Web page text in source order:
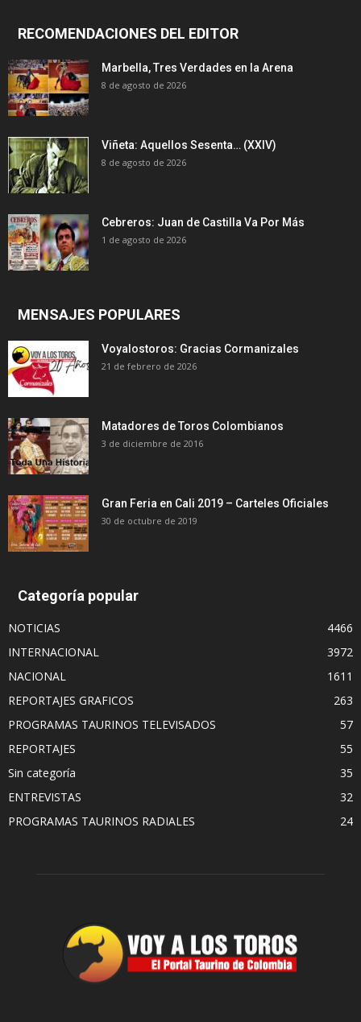
RECOMENDACIONES DEL EDITOR
Marbella, Tres Verdades en la Arena
8 de agosto de 2026
Viñeta: Aquellos Sesenta… (XXIV)
8 de agosto de 2026
Cebreros: Juan de Castilla Va Por Más
1 de agosto de 2026
MENSAJES POPULARES
Voyalostoros: Gracias Cormanizales
21 de febrero de 2026
Matadores de Toros Colombianos
3 de diciembre de 2016
Gran Feria en Cali 2019 – Carteles Oficiales
30 de octubre de 2019
Categoría popular
NOTICIAS
4466
INTERNACIONAL
3972
NACIONAL
1611
REPORTAJES GRAFICOS
263
PROGRAMAS TAURINOS TELEVISADOS
57
REPORTAJES
55
Sin categoría
35
ENTREVISTAS
32
PROGRAMAS TAURINOS RADIALES
24